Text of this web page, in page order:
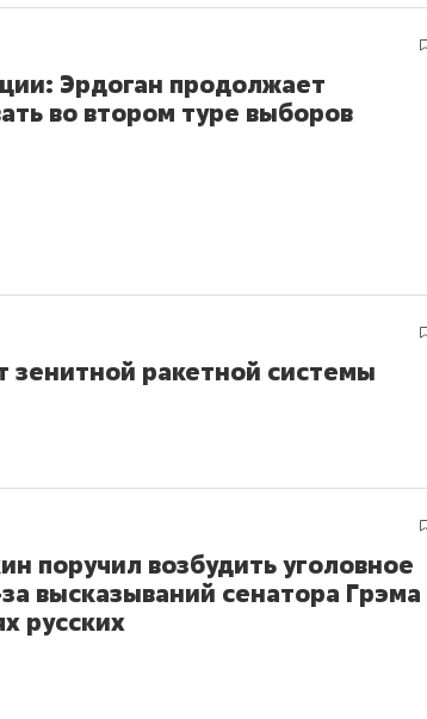
Эрдоган продолжает
во втором туре выборов
зенитной ракетной системы
поручил возбудить уголовное
высказываний сенатора Грэма
русских